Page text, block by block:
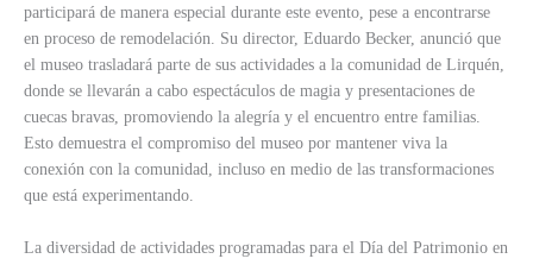
participará de manera especial durante este evento, pese a encontrarse
en proceso de remodelación. Su director, Eduardo Becker, anunció que
el museo trasladará parte de sus actividades a la comunidad de Lirquén,
donde se llevarán a cabo espectáculos de magia y presentaciones de
cuecas bravas, promoviendo la alegría y el encuentro entre familias.
Esto demuestra el compromiso del museo por mantener viva la
conexión con la comunidad, incluso en medio de las transformaciones
que está experimentando.
La diversidad de actividades programadas para el Día del Patrimonio en